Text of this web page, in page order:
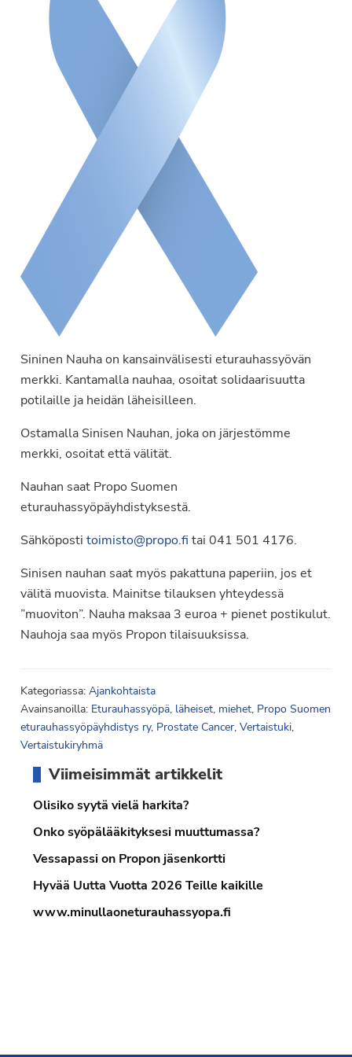
Sininen Nauha on kansainvälisesti eturauhassyövän
merkki. Kantamalla nauhaa, osoitat solidaarisuutta
potilaille ja heidän läheisilleen.
Ostamalla Sinisen Nauhan, joka on järjestömme
merkki, osoitat että välität.
Nauhan saat Propo Suomen
eturauhassyöpäyhdistyksestä.
Sähköposti toimisto@propo.fi tai 041 501 4176.
Sinisen nauhan saat myös pakattuna paperiin, jos et
välitä muovista. Mainitse tilauksen yhteydessä
”muoviton”. Nauha maksaa 3 euroa + pienet postikulut.
Nauhoja saa myös Propon tilaisuuksissa.
Kategoriassa: Ajankohtaista
Avainsanoilla: Eturauhassyöpä, läheiset, miehet, Propo Suomen
eturauhassyöpäyhdistys ry, Prostate Cancer, Vertaistuki,
Vertaistukiryhmä
sivupalkki
Viimeisimmät artikkelit
Olisiko syytä vielä harkita?
Onko syöpälääkityksesi muuttumassa?
Vessapassi on Propon jäsenkortti
Hyvää Uutta Vuotta 2026 Teille kaikille
www.minullaoneturauhassyopa.fi